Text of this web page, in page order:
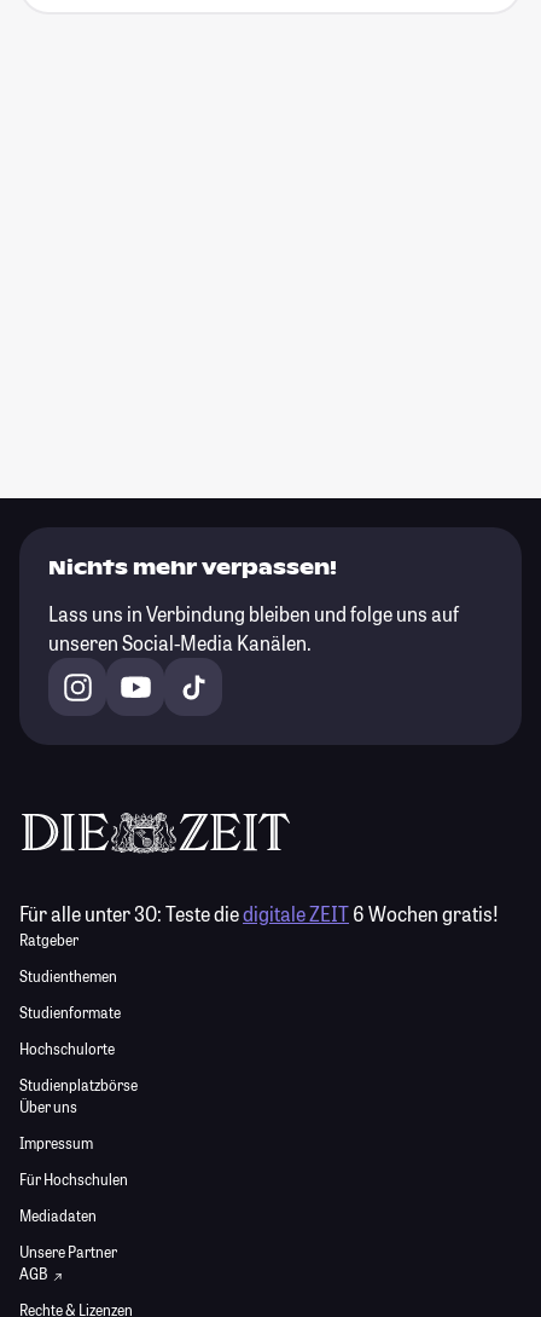
Nichts mehr verpassen!
Lass uns in Verbindung bleiben und folge uns auf
unseren Social-Media Kanälen.
Für alle unter 30:Teste diedigitale ZEIT6 Wochen gratis!
Ratgeber
Studienthemen
Studienformate
Hochschulorte
Studienplatzbörse
Über uns
Impressum
Für Hochschulen
Mediadaten
Unsere Partner
AGB
Rechte & Lizenzen